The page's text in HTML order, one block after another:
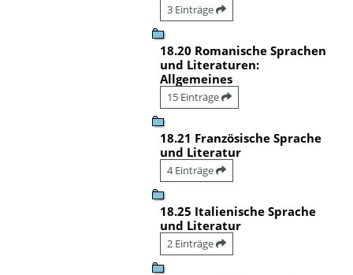
3 Einträge
18.20 Romanische Sprachen
und Literaturen:
Allgemeines
15 Einträge
18.21 Französische Sprache
und Literatur
4 Einträge
18.25 Italienische Sprache
und Literatur
2 Einträge